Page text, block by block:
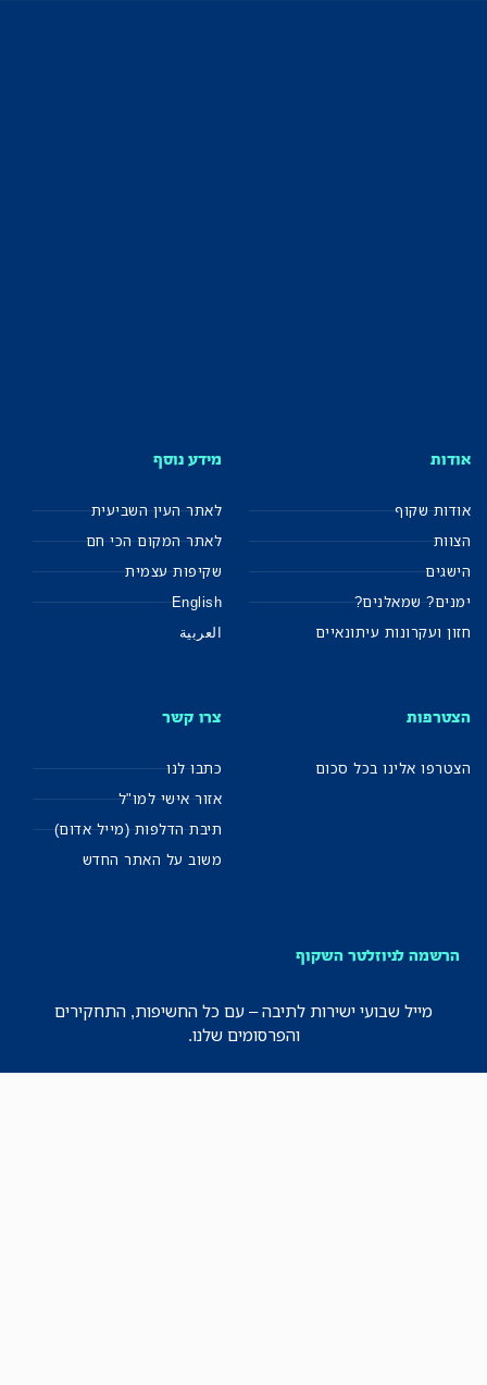
אודות
אודות שקוף
הצוות
הישגים
ימנים? שמאלנים?
חזון ועקרונות עיתונאיים
מידע נוסף
לאתר העין השביעית
לאתר המקום הכי חם
שקיפות עצמית
English
العربية
הצטרפות
הצטרפו אלינו בכל סכום
צרו קשר
כתבו לנו
אזור אישי למו"ל
תיבת הדלפות (מייל אדום)
משוב על האתר החדש
הרשמה לניוזלטר השקוף
מייל שבועי ישירות לתיבה – עם כל החשיפות, התחקירים
והפרסומים שלנו.